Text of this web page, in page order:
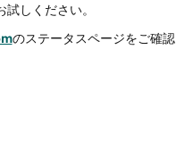
しください。
のステータスページをご確認